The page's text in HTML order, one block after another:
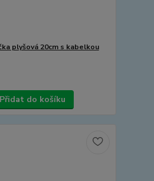
plyšová 20cm s kabelkou
Přidat do košíku